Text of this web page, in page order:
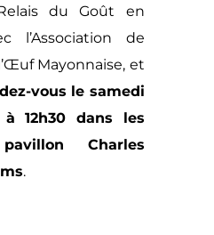
du Goût en
l’Association de
Mayonnaise, et
vous le samedi
12h30 dans les
Charles
.